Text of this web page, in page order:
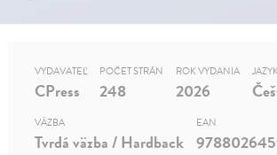
VYDAVATEĽ
CPress
POČET STRÁN
248
ROK VYDANIA
2026
VÄZBA
Tvrdá väzba / Hardback
EAN